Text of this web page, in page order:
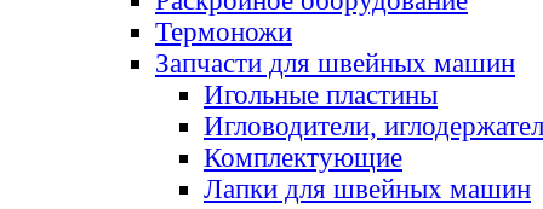
Термоножи
Запчасти для швейных машин
Игольные пластины
Игловодители,
Комплектующие
Лапки для швейных машин